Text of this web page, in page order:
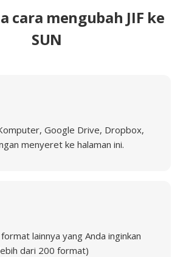
cara mengubah JIF ke
SUN
Google Drive, Dropbox,
menyeret ke halaman ini.
lainnya yang Anda inginkan
dari 200 format)